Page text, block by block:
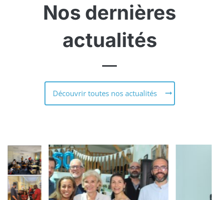
Nos dernières
actualités
Découvrir toutes nos actualités